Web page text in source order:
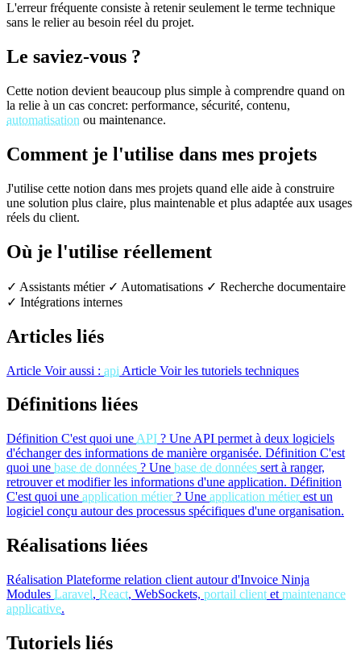
L'erreur fréquente consiste à retenir seulement le terme technique
sans le relier au besoin réel du projet.
Le saviez-vous ?
Cette notion devient beaucoup plus simple à comprendre quand on
la relie à un cas concret: performance, sécurité, contenu,
automatisation ou maintenance.
Comment je l'utilise dans mes projets
J'utilise cette notion dans mes projets quand elle aide à construire
une solution plus claire, plus maintenable et plus adaptée aux usages
réels du client.
Où je l'utilise réellement
✓ Assistants métier ✓ Automatisations ✓ Recherche documentaire
✓ Intégrations internes
Articles liés
Article Voir aussi : api Article Voir les tutoriels techniques
Définitions liées
Définition C'est quoi une API ? Une API permet à deux logiciels
d'échanger des informations de manière organisée. Définition C'est
quoi une base de données ? Une base de données sert à ranger,
retrouver et modifier les informations d'une application. Définition
C'est quoi une application métier? Une application métierest un
logiciel conçu autour des processus spécifiques d'une organisation.
Réalisations liées
Réalisation Plateforme relation client autour d'Invoice Ninja
Modules Laravel, React, WebSockets, portail client et maintenance
applicative.
Tutoriels liés